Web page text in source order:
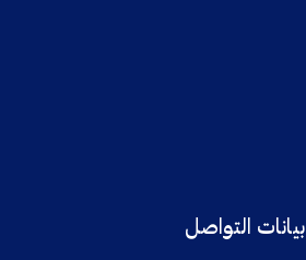
بيانات التواصل